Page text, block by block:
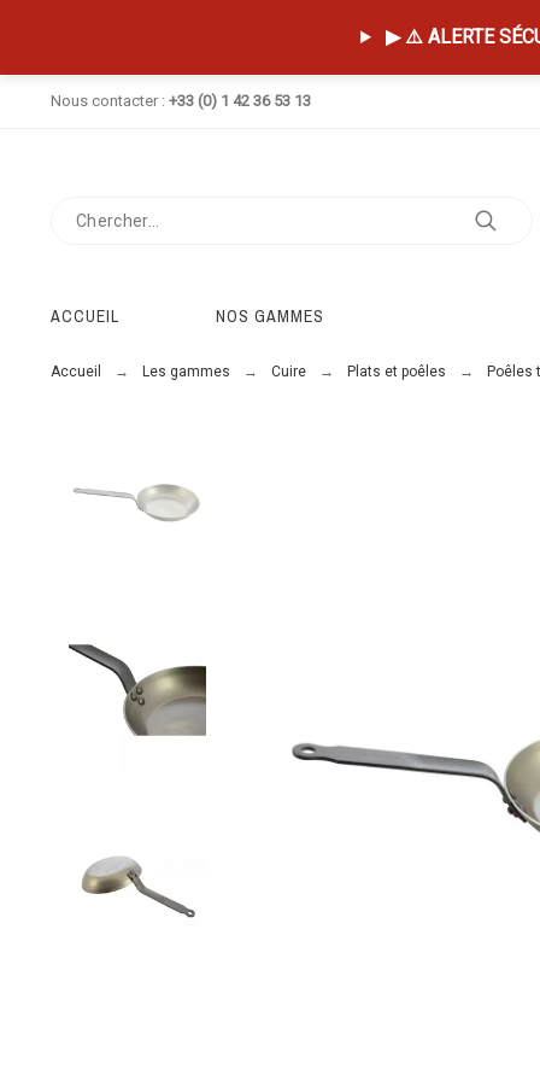
▶ ⚠️ ALERTE
Nous contacter : +33 (0) 1 42 36 53 13
ACCUEIL NOS GAMMES
Accueil Les gammes Cuire Plats et poêles Poêles